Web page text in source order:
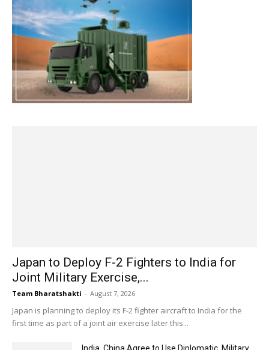
Japan to Deploy F-2 Fighters to India for
Joint Military Exercise,...
Team Bharatshakti - August 7, 2026
Japan is planning to deploy its F-2 fighter aircraft to India for the
first time as part of a joint air exercise later this...
India, China Agree to Use Diplomatic, Military